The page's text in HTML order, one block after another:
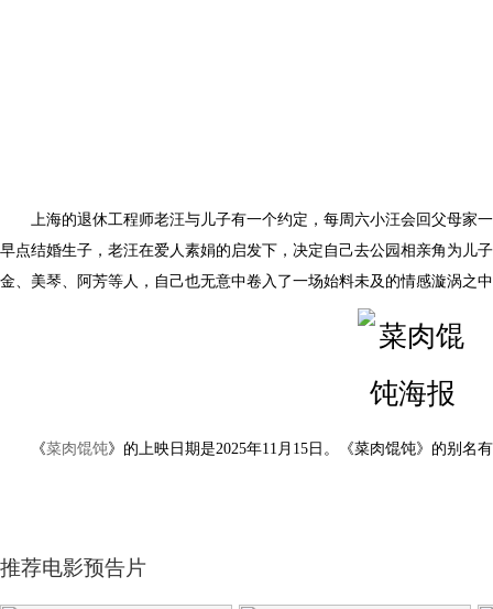
上海的退休工程师老汪与儿子有一个约定，每周六小汪会回父母家
早点结婚生子，老汪在爱人素娟的启发下，决定自己去公园相亲角为儿
金、美琴、阿芳等人，自己也无意中卷入了一场始料未及的情感漩涡之
《菜肉馄饨》的上映日期是2025年11月15日。《菜肉馄饨》的别名有
推荐电影预告片